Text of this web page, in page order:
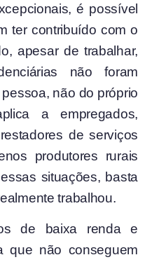
é possível
ter contribuído com o
apesar de trabalhar,
não foram
não do próprio
a empregados,
de serviços
produtores rurais
situações, basta
trabalhou.
de baixa renda e
que não conseguem